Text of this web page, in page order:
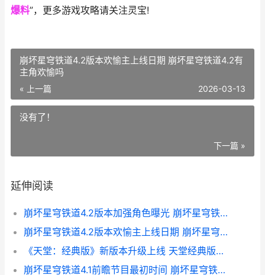
爆料”，更多游戏攻略请关注灵宝!
崩坏星穹铁道4.2版本欢愉主上线日期 崩坏星穹铁道4.2有
主角欢愉吗
« 上一篇 2026-03-13
没有了！
下一篇 »
延伸阅读
崩坏星穹铁道4.2版本加强角色曝光 崩坏星穹铁道4.1前瞻
崩坏星穹铁道4.2版本欢愉主上线日期 崩坏星穹铁道4.2有主角欢愉吗
《天堂：经典版》新版本升级上线 天堂经典版配置
崩坏星穹铁道4.1前瞻节目最初时间 崩坏星穹铁道4.1版本角色